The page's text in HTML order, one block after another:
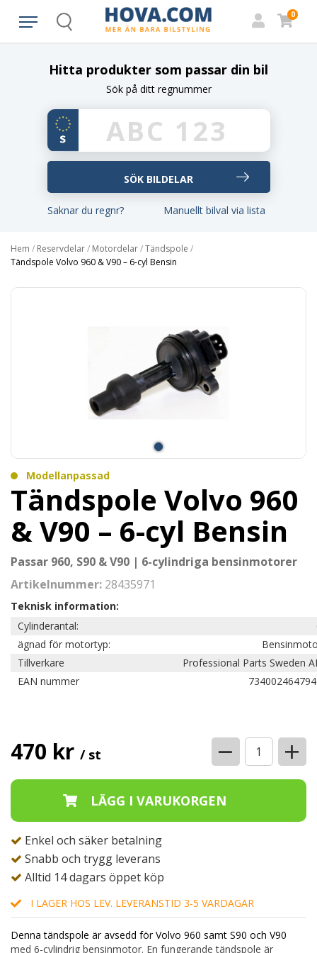
Search
0
Hitta produkter som passar din bil
Sök på ditt regnummer
Saknar du regnr? Manuellt bilval via lista
Hem / Reservdelar/ Motordelar/Tändspole /
Tändspole Volvo 960 & V90 – 6-cyl Bensin
Modellanpassad
Tändspole Volvo 960
& V90 – 6-cyl Bensin
Passar 960, S90 & V90 | 6-cylindriga bensinmotorer
Artikelnummer: 28435971
Teknisk information:
Cylinderantal:
ägnad för motortyp:
Tillverkare
Professional Parts Sweden
EAN nummer
470 kr / st − +
Enkel och säker betalning
Snabb och trygg leverans
Alltid 14 dagars öppet köp
I LAGER HOS LEV. LEVERANSTID 3-5 VARDAGAR
Denna tändspole är avsedd förVolvo 960 samt S90 och V90
med 6-cylindrig bensinmotor. En fungerande tändspole är